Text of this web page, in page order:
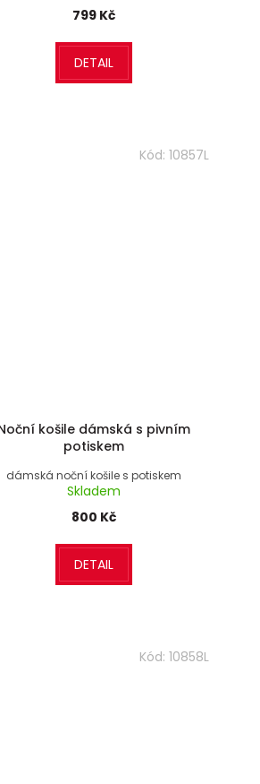
799 Kč
DETAIL
Kód:10857L
košile dámská s pivním
potiskem
dámská noční košile s potiskem
Skladem
800 Kč
DETAIL
Kód:10858L